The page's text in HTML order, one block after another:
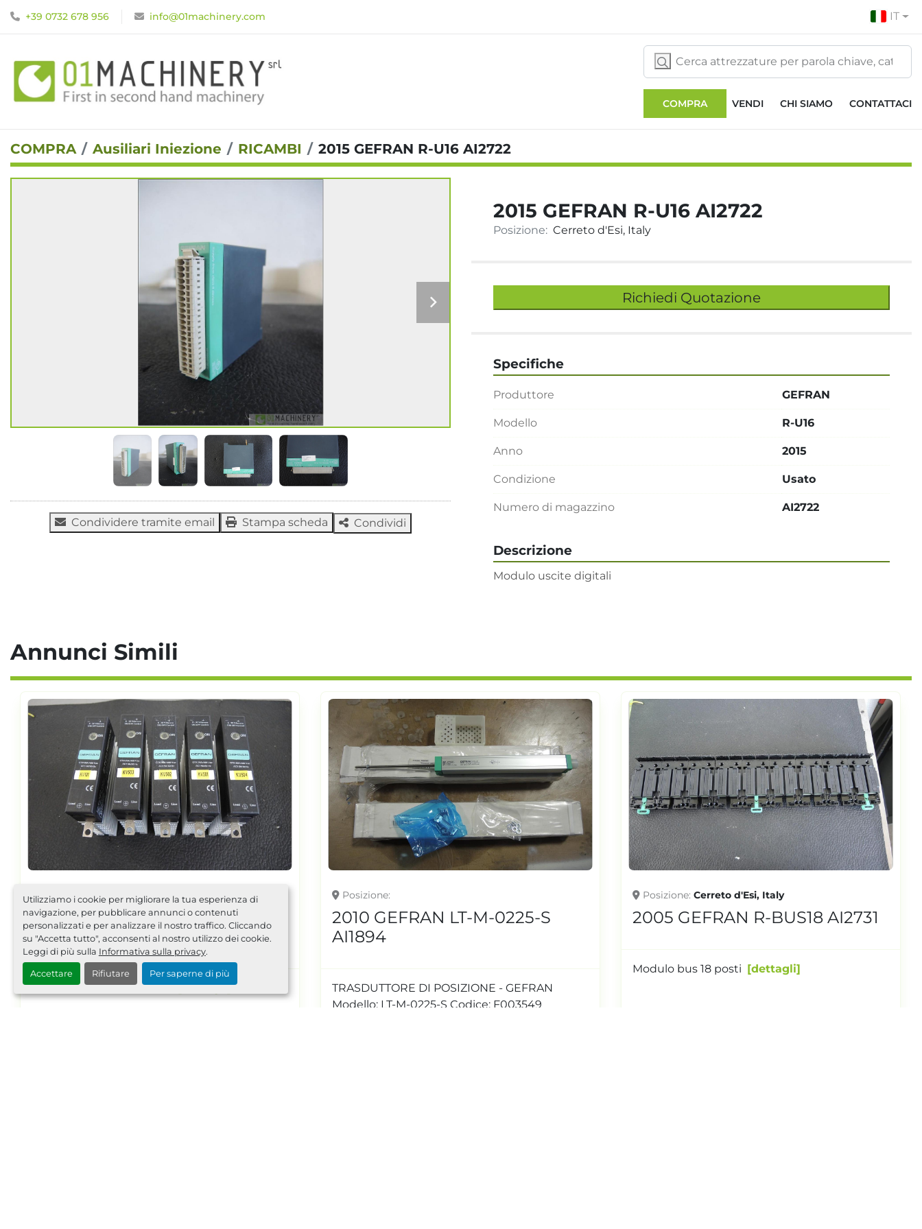
Utilizziamo i cookie per migliorare la tua esperienza di
navigazione, per pubblicare annunci o contenuti
personalizzati e per analizzare il nostro traffico. Cliccando
su "Accetta tutto", acconsenti al nostro utilizzo dei cookie.
Leggi di più sulla Informativa sulla privacy.
Accettare Rifiutare Per saperne di più
+39 0732 678 956 info@01machinery.com IT
COMPRA VENDI CHI SIAMO CONTATTACI
COMPRA Ausiliari Iniezione RICAMBI 2015 GEFRAN R-U16 AI2722
Condividere tramite email Stampa scheda Condividi
2015 GEFRAN R-U16 AI2722
Posizione: Cerreto d'Esi, Italy
Richiedi Quotazione
Descrizione
Modulo uscite digitali
Specifiche
Produttore GEFRAN
Modello R-U16
Anno 2015
Condizione Usato
Numero di magazzino AI2722
Annunci Simili
Posizione
2010 GEFRAN LT-M-0225-S
AI1894
TRASDUTTORE DI POSIZIONE - GEFRAN
Posizione
2005 GEFRAN R-BUS18 AI2731
Posizione Cerreto d'Esi, Italy
2021 GEFRAN I086-NS AI1795
Scheda Gefran I/086 - NS 44865.3